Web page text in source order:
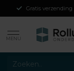
Gratis verzending
MENU